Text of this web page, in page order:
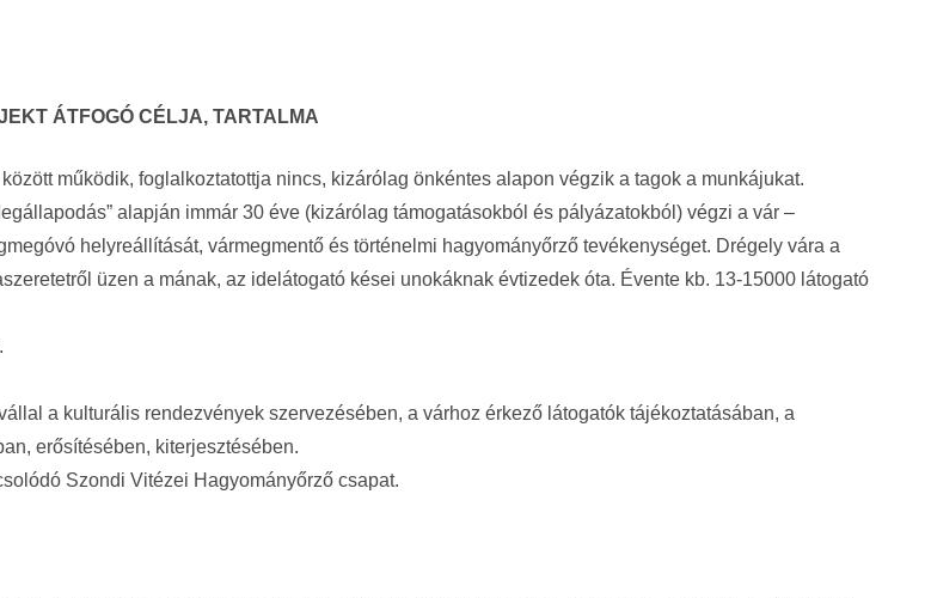
ÁTFOGÓ CÉLJA, TARTALMA
működik, foglalkoztatottja nincs, kizárólag önkéntes alapon végzik a tagok a munkájukat.
alapján immár 30 éve (kizárólag támogatásokból és pályázatokból) végzi a vár –
helyreállítását, vármegmentő és történelmi hagyományőrző tevékenységet. Drégely vára a
üzen a mának, az idelátogató kései unokáknak évtizedek óta. Évente kb. 13-15000 látogató
a kulturális rendezvények szervezésében, a várhoz érkező látogatók tájékoztatásában, a
erősítésében, kiterjesztésében.
Szondi Vitézei Hagyományőrző csapat.